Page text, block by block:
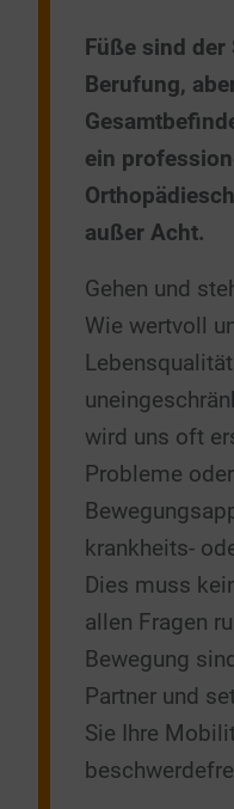
Füße sind
Berufung,
ein
außer Acht.
Gehen und
Wie wertvoll
wird uns oft
Probleme
krankheits-
Dies muss
allen Fragen
Bewegung
Partner und
Sie Ihre